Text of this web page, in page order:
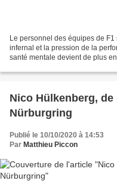
Le personnel des équipes de
infernal et la pression de la
santé mentale devient de plus
Nico Hülkenberg,
Nürburgring
Publié le 10/10/2020 à 14:53
Par Matthieu Piccon